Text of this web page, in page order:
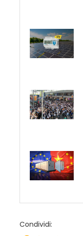
Condividi: